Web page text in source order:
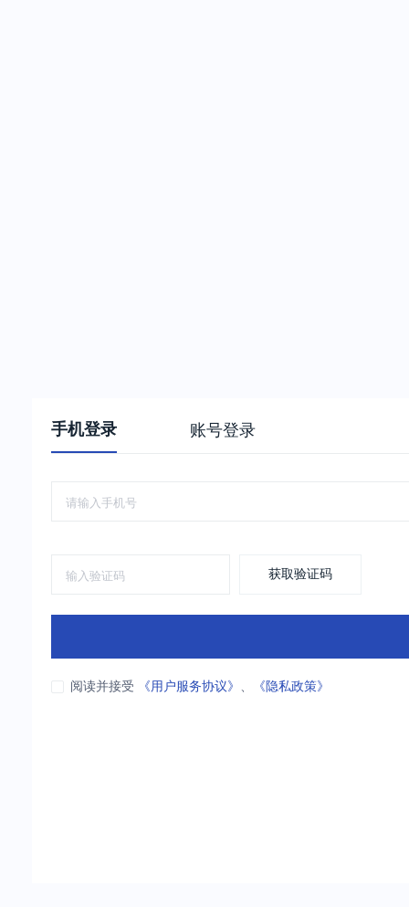
手机登录 账号登录
获取验证码
阅读并接受 《用户服务协议》 、 《隐私政策》